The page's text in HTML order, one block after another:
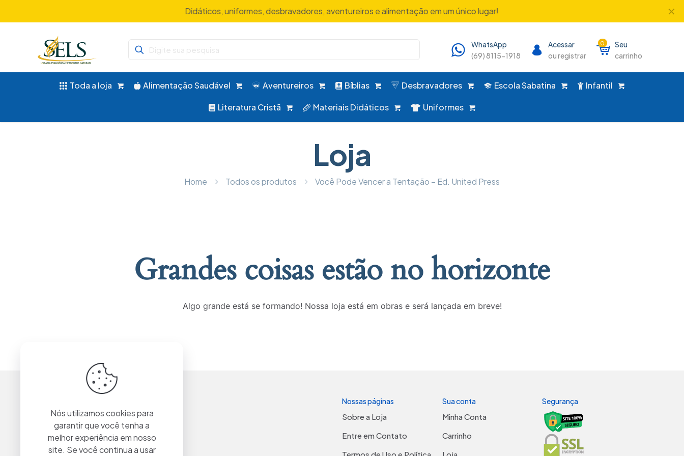
Didáticos, uniformes, desbravadores, aventureiros e alimentação em um único lugar! ✕
WhatsApp
(69) 8115-1918
Acessar
ou registrar
0
Seu
carrinho
Toda a loja Alimentação Saudável Aventureiros Bíblias Desbravadores Escola Sabatina Infantil
Literatura Cristã Materiais Didáticos Uniformes
Loja
Home Todos os produtos Você Pode Vencer a Tentação – Ed. United Press
Grandes coisas estão no horizonte
Algo grande está se formando! Nossa loja está em obras e será lançada em breve!
Nossas páginas
Sobre a Loja
Entre em Contato
Termos de Uso e Política
Sua conta
Minha Conta
Carrinho
Loja
Segurança
Nós utilizamos cookies para
garantir que você tenha a
melhor experiência em nosso
site. Se você continua a usar